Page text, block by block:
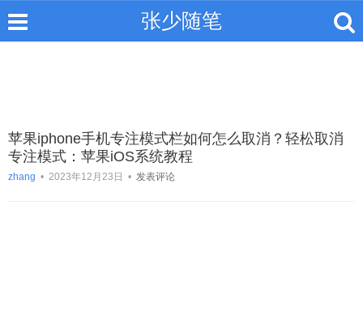
张少随笔
苹果iphone手机专注模式栏如何怎么取消？轻松取消
专注模式：苹果iOS系统教程
zhang • 2023年12月23日 • 发表评论